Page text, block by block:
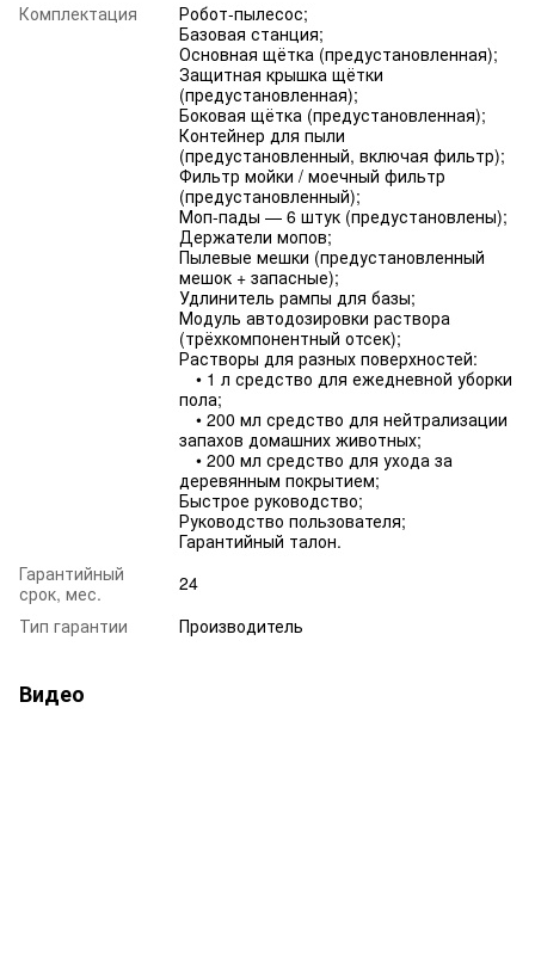
Комплектация
Робот-пылесос;
Базовая станция;
Основная щётка (предустановленная);
Защитная крышка щётки
(предустановленная);
Боковая щётка (предустановленная);
Контейнер для пыли
(предустановленный, включая фильтр);
Фильтр мойки / моечный фильтр
(предустановленный);
Моп-пады — 6 штук (предустановлены);
Держатели мопов;
Пылевые мешки (предустановленный
мешок + запасные);
Удлинитель рампы для базы;
Модуль автодозировки раствора
(трёхкомпонентный отсек);
Растворы для разных поверхностей:
• 1 л средство для ежедневной уборки
пола;
• 200 мл средство для нейтрализации
запахов домашних животных;
• 200 мл средство для ухода за
деревянным покрытием;
Быстрое руководство;
Руководство пользователя;
Гарантийный талон.
Гарантийный
срок, мес.
24
Тип гарантии
Производитель
Видео